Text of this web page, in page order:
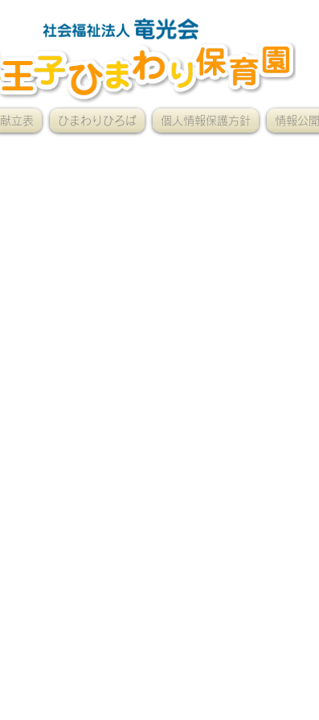
献立表 ひまわりひろば 個人情報保護方針 情報公開